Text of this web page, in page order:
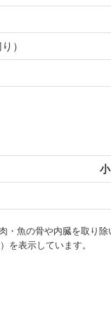
）
・魚の骨や内臓を取り
を表示しています。